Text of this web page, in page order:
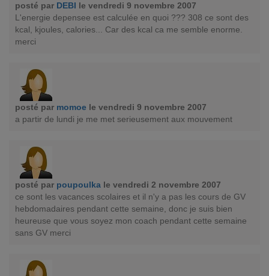
posté par DEBI le vendredi 9 novembre 2007
L'energie depensee est calculée en quoi ??? 308 ce sont des
kcal, kjoules, calories... Car des kcal ca me semble enorme.
merci
posté par momoe le vendredi 9 novembre 2007
a partir de lundi je me met serieusement aux mouvement
posté par poupoulka le vendredi 2 novembre 2007
ce sont les vacances scolaires et il n'y a pas les cours de GV
hebdomadaires pendant cette semaine, donc je suis bien
heureuse que vous soyez mon coach pendant cette semaine
sans GV merci